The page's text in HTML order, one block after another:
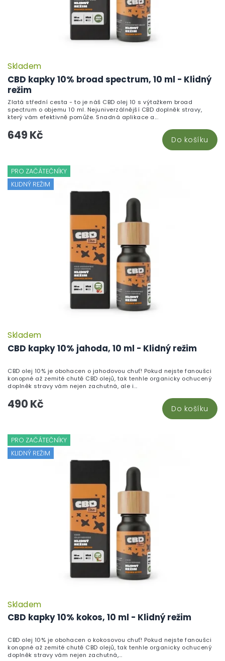
CBD kapky 10% broad spectrum, 10 ml - Klidný
režim
Skladem
649 Kč Do košíku
Zlatá střední cesta - to je náš CBD olej 10 s výtažkem broad
spectrum o objemu 10 ml. Nejuniverzálnější CBD doplněk stravy,
který vám efektivně pomůže. Snadná aplikace a...
PRO ZAČÁTEČNÍKY
KLIDNÝ REŽIM
CBD kapky 10% jahoda, 10 ml - Klidný režim
Skladem
490 Kč Do košíku
CBD olej 10% je obohacen o jahodovou chuť! Pokud nejste fanoušci
konopné až zemité chutě CBD olejů, tak tenhle organicky ochucený
doplněk stravy vám nejen zachutná, ale i...
PRO ZAČÁTEČNÍKY
KLIDNÝ REŽIM
CBD kapky 10% kokos, 10 ml - Klidný režim
Skladem
CBD olej 10% je obohacen o kokosovou chuť! Pokud nejste fanoušci
konopné až zemité chutě CBD olejů, tak tenhle organicky ochucený
doplněk stravy vám nejen zachutná,...